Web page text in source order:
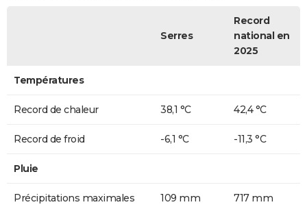
Serres
Record
national en
2025
Températures
Record de chaleur 38,1 °C 42,4 °C
Record de froid -6,1 °C -11,3 °C
Pluie
Précipitations maximales 109 mm 717 mm